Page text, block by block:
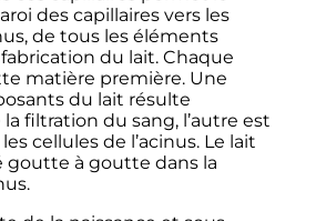
des capillaires vers les
de tous les éléments
fabrication du lait. Chaque
matière première. Une
du lait résulte
filtration du sang, l’autre est
cellules de l’acinus. Le lait
goutte à goutte dans la